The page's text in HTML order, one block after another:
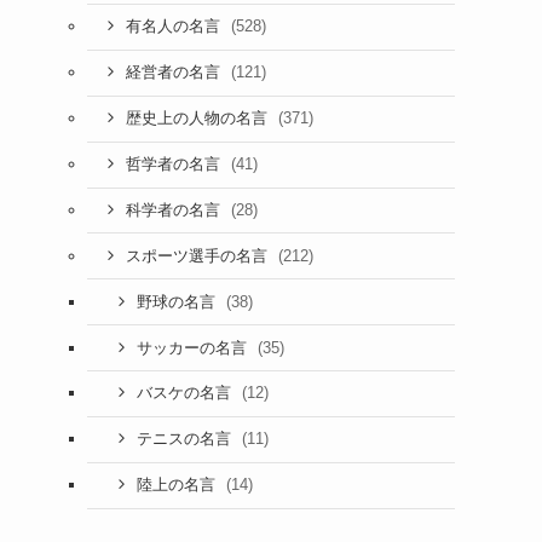
有名人の名言 (528)
経営者の名言 (121)
歴史上の人物の名言 (371)
哲学者の名言 (41)
科学者の名言 (28)
スポーツ選手の名言 (212)
野球の名言 (38)
サッカーの名言 (35)
バスケの名言 (12)
テニスの名言 (11)
陸上の名言 (14)